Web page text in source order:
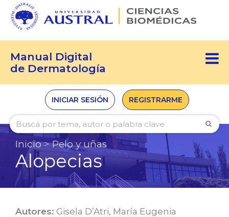
Manual Digital
de Dermatología
INICIAR SESIÓN REGISTRARME
Inicio>Pelo y uñas
Alopecias
Autores: Gisela D’Atri, María Eugenia